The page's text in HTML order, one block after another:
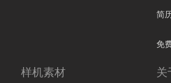
简
免
样机素材 关